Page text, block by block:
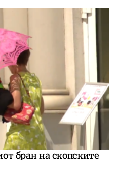
бран на скопските